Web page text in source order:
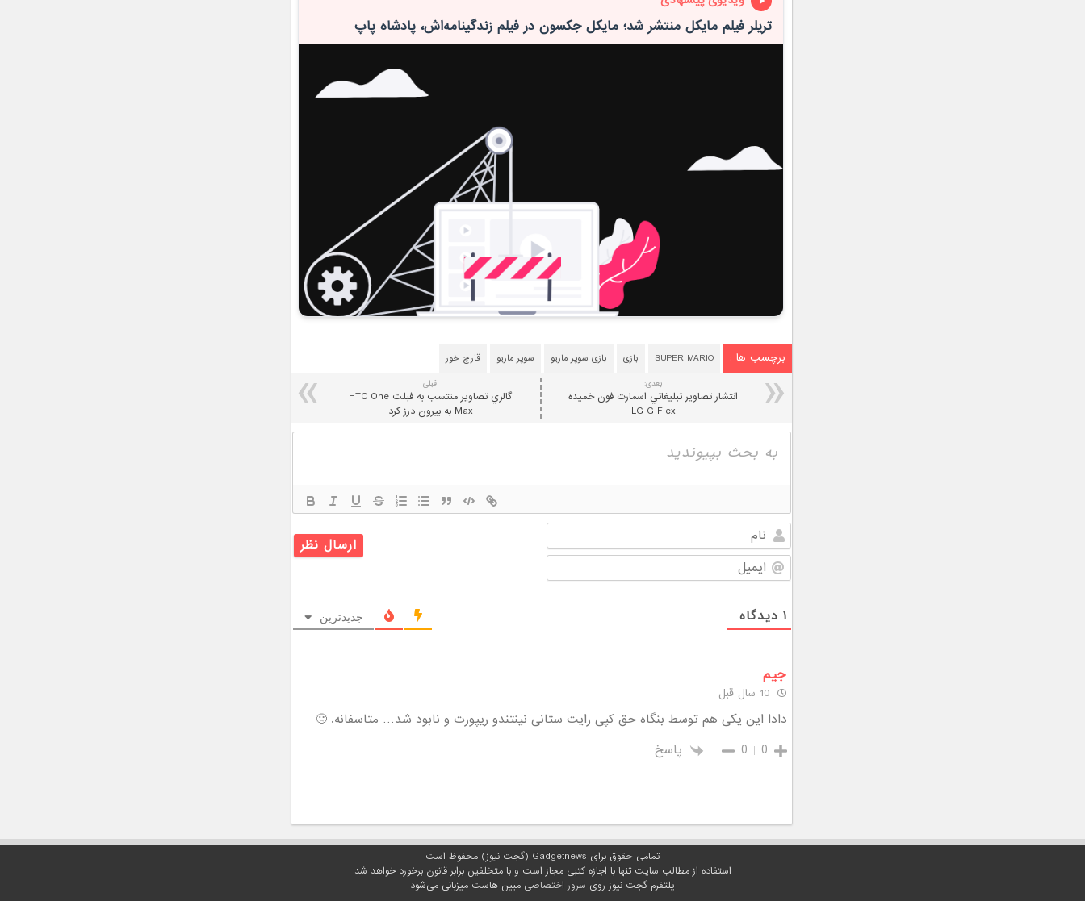
تریلر فیلم مایکل منتشر شد؛ مایکل جکسون در فیلم زندگینامه‌اش، پادشاه پاپ
برچسب ها : SUPER MARIO بازی بازی سوپر ماریو سوپر ماریو قارچ خور
قبلی
گالري تصاویر منتسب به فبلت HTC One
Max به بيرون درز کرد
بعدی:
انتشار تصاوير تبليغاتي اسمارت فون خميده
LG G Flex
نام
ایمیل
۱ دیدگاه جدیدترین
جیم
دادا این یکی هم توسط بنگاه حق کپی رایت ستانی نینتندو ریپورت و نابود شد… متاسفانه. 🙁
0
0 پاسخ
تمامی حقوق برای Gadgetnews (گجت نیوز) محفوظ است
استفاده از مطالب سایت تنها با اجازه کتبی مجاز است و با متخلفین برابر قانون برخورد خواهد شد
پلتفرم گجت نیوز روی سرور اختصاصی مبین هاست میزبانی می‌شود